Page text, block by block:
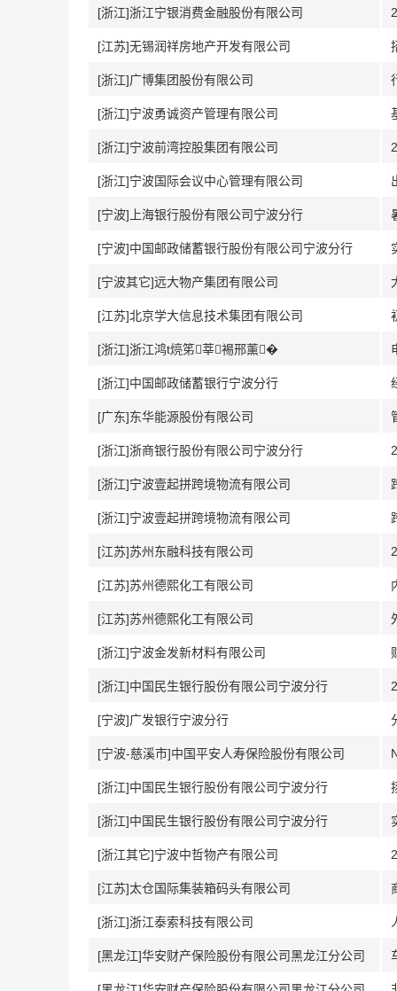
[浙江]浙江宁银消费金融股份有限公司
[江苏]无锡润祥房地产开发有限公司
[浙江]广博集团股份有限公司
[浙江]宁波勇诚资产管理有限公司
[浙江]宁波前湾控股集团有限公司
[浙江]宁波国际会议中心管理有限公司
[宁波]上海银行股份有限公司宁波分行
[宁波]中国邮政储蓄银行股份有限公司宁波分行
[宁波其它]远大物产集团有限公司
[江苏]北京学大信息技术集团有限公司
[浙江]浙江鸿t煷笫莘裼邢薰�
[浙江]中国邮政储蓄银行宁波分行
[广东]东华能源股份有限公司
[浙江]浙商银行股份有限公司宁波分行
[浙江]宁波壹起拼跨境物流有限公司
[浙江]宁波壹起拼跨境物流有限公司
[江苏]苏州东融科技有限公司
[江苏]苏州德熙化工有限公司
[江苏]苏州德熙化工有限公司
[浙江]宁波金发新材料有限公司
[浙江]中国民生银行股份有限公司宁波分行
[宁波]广发银行宁波分行
[宁波-慈溪市]中国平安人寿保险股份有限公司
[浙江]中国民生银行股份有限公司宁波分行
[浙江]中国民生银行股份有限公司宁波分行
[浙江其它]宁波中哲物产有限公司
[江苏]太仓国际集装箱码头有限公司
[浙江]浙江泰索科技有限公司
[黑龙江]华安财产保险股份有限公司黑龙江分公司